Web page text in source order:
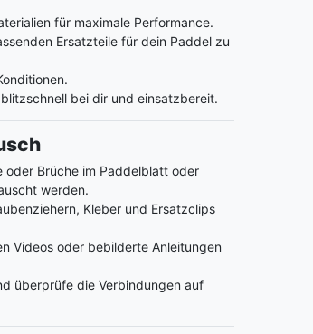
für maximale Performance.
Ersatzteile für dein Paddel zu
bei dir und einsatzbereit.
oder Brüche im Paddelblatt oder
werden.
Kleber und Ersatzclips
Videos oder bebilderte Anleitungen
überprüfe die Verbindungen auf